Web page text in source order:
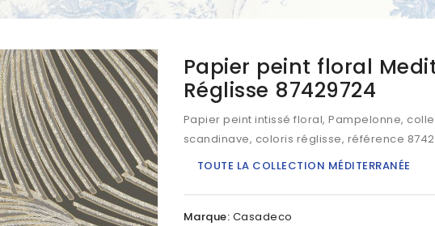
Papier peint floral
Réglisse 87429724
Papier peint intissé floral, Pampelonne,
scandinave, coloris réglisse, référence
TOUTE LA COLLECTION MÉDITERRANÉE
Marque: Casadeco